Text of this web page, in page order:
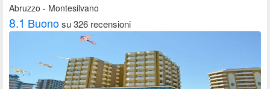
Abruzzo - Montesilvano
8.1 Buonosu 326 recensioni